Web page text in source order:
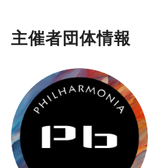
主催者団体情報